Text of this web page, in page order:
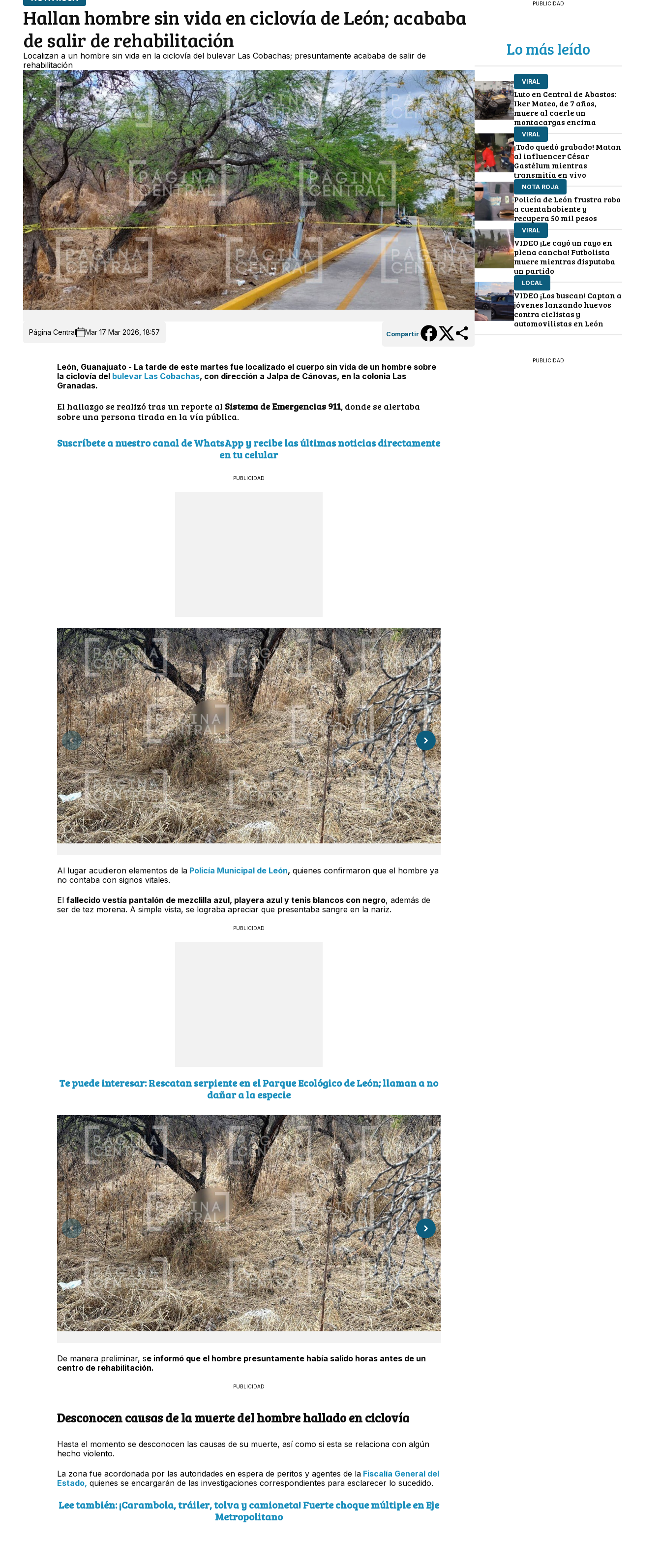
Hallan hombre sin vida en ciclovía de León; acababa
de salir de rehabilitación
Localizan a un hombre sin vida en la ciclovía del bulevar Las Cobachas; presuntamente acababa de salir de
rehabilitación
Página Central Mar 17 Mar 2026, 18:57 Compartir
León, Guanajuato - La tarde de este martes fue localizado el cuerpo sin vida de un hombre sobre
la ciclovía del bulevar Las Cobachas, con dirección a Jalpa de Cánovas, en la colonia Las
Granadas.
El hallazgo se realizó tras un reporte al Sistema de Emergencias 911, donde se alertaba
sobre una persona tirada en la vía pública.
Suscríbete a nuestro canal de WhatsApp y recibe las últimas noticias directamente
en tu celular
PUBLICIDAD
Al lugar acudieron elementos de la Policía Municipal de León, quienes confirmaron que el hombre ya
no contaba con signos vitales.
El fallecido vestía pantalón de mezclilla azul, playera azul y tenis blancos con negro, además de
ser de tez morena. A simple vista, se lograba apreciar que presentaba sangre en la nariz.
PUBLICIDAD
Te puede interesar: Rescatan serpiente en el Parque Ecológico de León; llaman a no
dañar a la especie
De manera preliminar, se informó que el hombre presuntamente había salido horas antes de un
centro de rehabilitación.
PUBLICIDAD
Desconocen causas de la muerte del hombre hallado en ciclovía
Hasta el momento se desconocen las causas de su muerte, así como si esta se relaciona con algún
hecho violento.
La zona fue acordonada por las autoridades en espera de peritos y agentes de la Fiscalía General del
Estado, quienes se encargarán de las investigaciones correspondientes para esclarecer lo sucedido.
Lee también: ¡Carambola, tráiler, tolva y camioneta! Fuerte choque múltiple en Eje
Metropolitano
PUBLICIDAD
Lo más leído
VIRAL
Luto en Central de Abastos:
Iker Mateo, de 7 años,
muere al caerle un
montacargas encima
VIRAL
¡Todo quedó grabado! Matan
al influencer César
Gastélum mientras
transmitía en vivo
NOTA ROJA
Policía de León frustra robo
a cuentahabiente y
recupera 50 mil pesos
VIRAL
VIDEO ¡Le cayó un rayo en
plena cancha! Futbolista
muere mientras disputaba
un partido
LOCAL
VIDEO ¡Los buscan! Captan a
jóvenes lanzando huevos
contra ciclistas y
automovilistas en León
PUBLICIDAD